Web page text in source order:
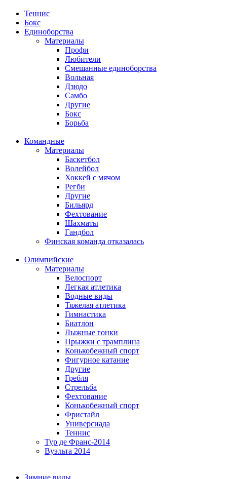
Теннис
Бокс
Единоборства
Материалы
Профи
Любители
Смешанные единоборства
Вольная
Дзюдо
Самбо
Другие
Бокс
Борьба
Командные
Материалы
Баскетбол
Волейбол
Хоккей с мячом
Регби
Другие
Бильярд
Фехтование
Шахматы
Гандбол
Финская команда отказалась
Олимпийские
Материалы
Велоспорт
Легкая атлетика
Водные виды
Тяжелая атлетика
Гимнастика
Биатлон
Лыжные гонки
Прыжки с трамплина
Конькобежный спорт
Фигурное катание
Другие
Гребля
Стрельба
Фехтование
Конькобежный спорт
Фристайл
Универсиада
Теннис
Тур де Франс-2014
Вуэльта 2014
Зимние виды